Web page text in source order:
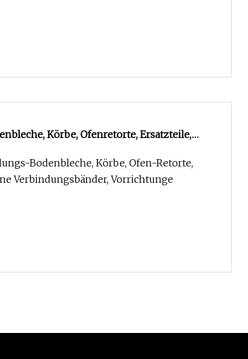
Körbe, Ofenretorte, Ersatzteile,
Bodenbleche, Körbe, Ofen-Retorte,
Verbindungsbänder, Vorrichtunge